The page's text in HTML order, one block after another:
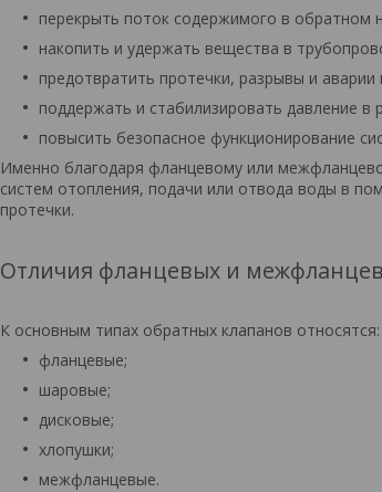
перекрыть поток содержимого в обратном
накопить и удержать вещества в
предотвратить протечки, разрывы и аварии
поддержать и стабилизировать давление
повысить безопасное функционирование
Именно благодаря фланцевому или
систем отопления, подачи или отвода воды в
протечки.
Отличия фланцевых и
К основным типах обратных клапанов относятся:
фланцевые;
шаровые;
дисковые;
хлопушки;
межфланцевые.